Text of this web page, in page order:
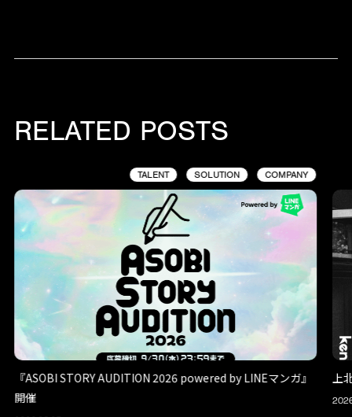
RELATED POSTS
TALENT SOLUTION COMPANY
『ASOBI STORY AUDITION 2026 powered by LINEマンガ』
開催
上